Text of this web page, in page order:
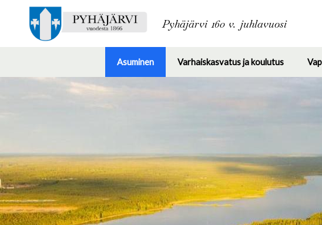
Pyhäjärvi 160 v. juhlavuosi
Asuminen
Toggle
submenu
Varhaiskasvatus ja koulutus
Toggle
submenu